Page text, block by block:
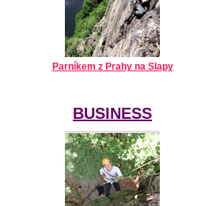
Parníkem z Prahy na Slapy
BUSINESS